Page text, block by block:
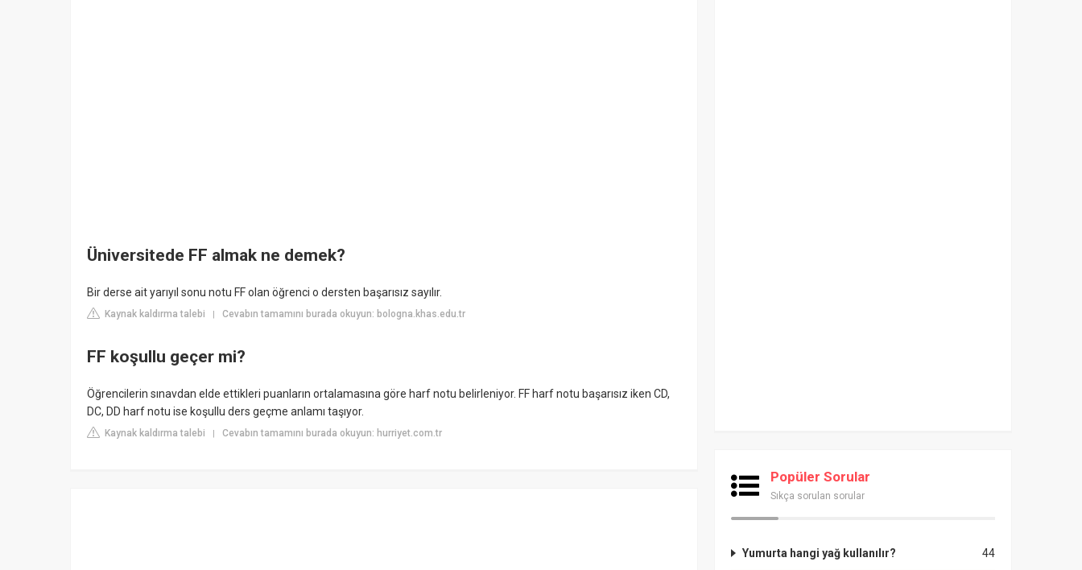
Üniversitede FF almak ne demek?
Bir derse ait yarıyıl sonu notu FF olan öğrenci o dersten başarısız sayılır.
Kaynak kaldırma talebi | Cevabın tamamını burada okuyun: bologna.khas.edu.tr
FF koşullu geçer mi?
Öğrencilerin sınavdan elde ettikleri puanların ortalamasına göre harf notu belirleniyor. FF harf notu başarısız iken CD,
DC, DD harf notu ise koşullu ders geçme anlamı taşıyor.
Kaynak kaldırma talebi | Cevabın tamamını burada okuyun: hurriyet.com.tr
Popüler Sorular
Sıkça sorulan sorular
44
Yumurta hangi yağ kullanılır?